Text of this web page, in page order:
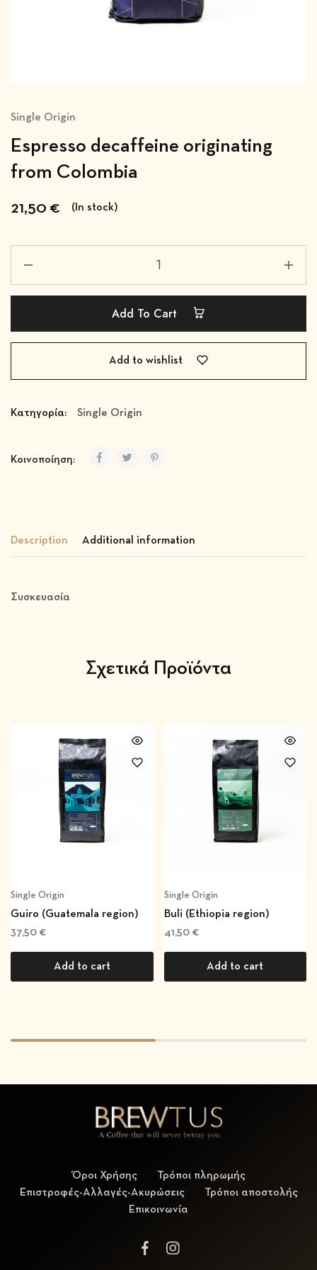
Single Origin
Espresso decaffeine originating
from Colombia
21,50 € (In stock)
Add To Cart
Add to wishlist
Κατηγορία: Single Origin
Κοινοποίηση:
Description Additional information
Συσκευασία
Σχετικά Προϊόντα
Single Origin
Guiro (Guatemala region)
37,50 €
Add to cart
Single Origin
Buli (Ethiopia region)
41,50 €
Add to cart
Όροι Χρήσης
Τρόποι πληρωμής
Επιστροφές-Αλλαγές-Ακυρώσεις
Τρόποι αποστολής
Επικοινωνία